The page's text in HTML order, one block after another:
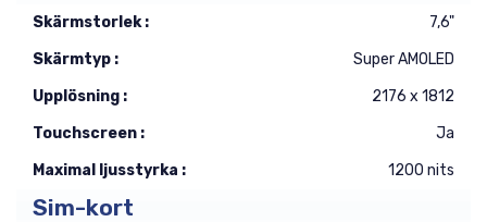
Skärmstorlek :
7,6"
Skärmtyp :
Super AMOLED
Upplösning :
2176 x 1812
Touchscreen :
Ja
Maximal ljusstyrka :
1200 nits
Sim-kort